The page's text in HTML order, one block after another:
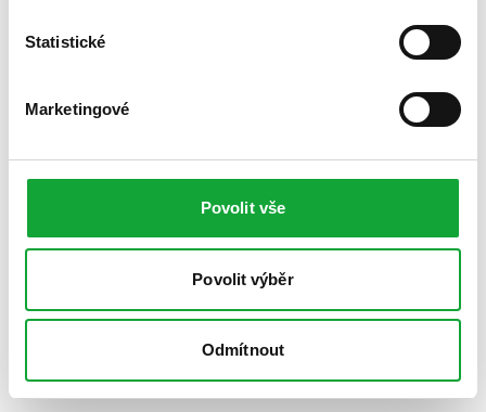
Statistické
Marketingové
Povolit vše
Povolit výběr
Odmítnout